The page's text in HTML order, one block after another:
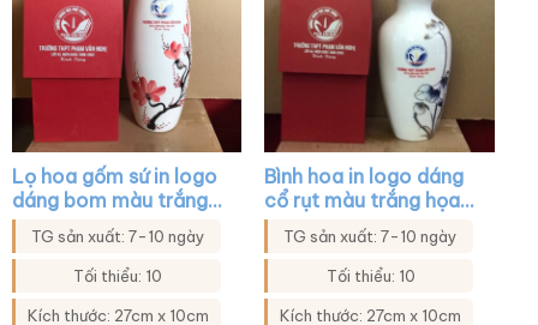
Lọ hoa gốm sứ in logo
dáng bom màu trắng
họa tiết đào đỏ XG-
LH44
TG sản xuất: 7-10 ngày
Tối thiểu: 10
Kích thước: 27cm x 10cm
Bình hoa in logo dáng
cổ rụt màu trắng họa
tiết sen xanh viền kim
XG-LH23
TG sản xuất: 7-10 ngày
Tối thiểu: 10
Kích thước: 27cm x 10cm